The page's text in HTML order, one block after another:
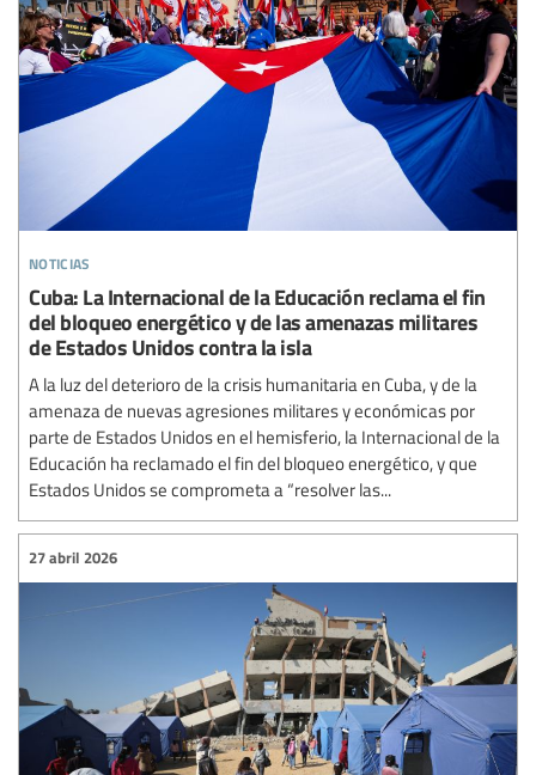
noticias
Cuba: La Internacional de la Educación reclama el fin
del bloqueo energético y de las amenazas militares
de Estados Unidos contra la isla
A la luz del deterioro de la crisis humanitaria en Cuba, y de la
amenaza de nuevas agresiones militares y económicas por
parte de Estados Unidos en el hemisferio, la Internacional de la
Educación ha reclamado el fin del bloqueo energético, y que
Estados Unidos se comprometa a “resolver las...
27 abril 2026